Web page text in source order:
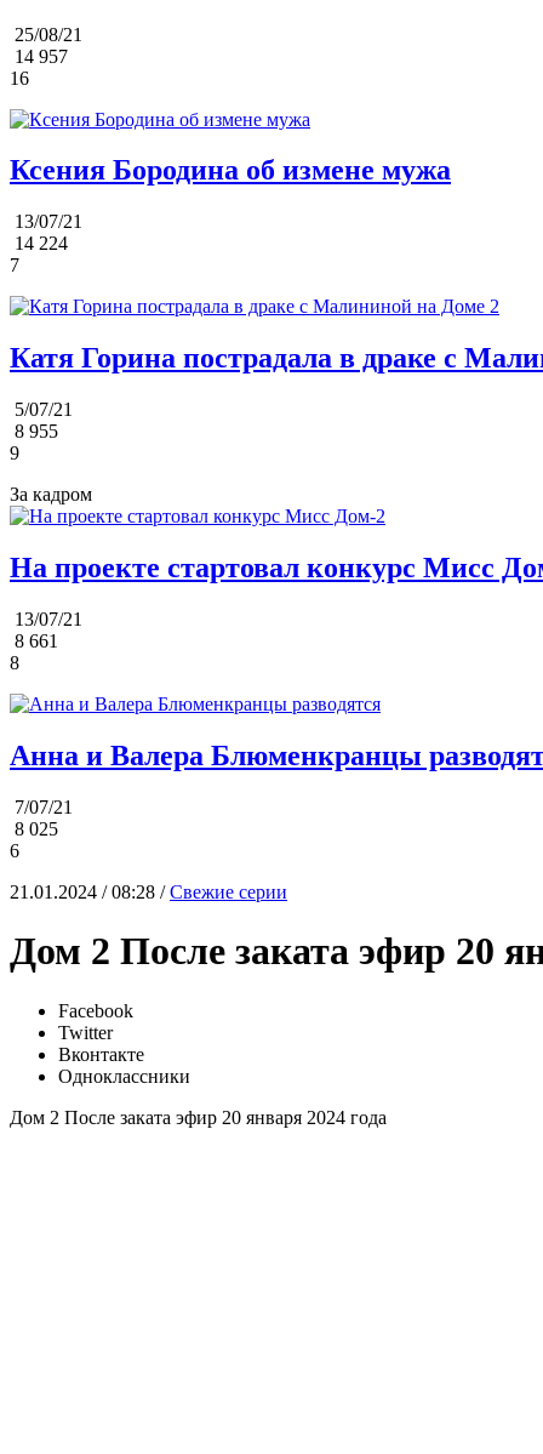
25/08/21
14 957
16
Ксения Бородина об измене мужа
13/07/21
14 224
7
Катя Горина пострадала в драке с
5/07/21
8 955
9
За кадром
На проекте стартовал конкурс Мисс
13/07/21
8 661
8
Анна и Валера Блюменкранцы
7/07/21
8 025
6
21.01.2024 / 08:28 /Свежие серии
Дом 2 После заката эфир 20
Facebook
Twitter
Вконтакте
Одноклассники
Дом 2 После заката эфир 20 января 2024 года